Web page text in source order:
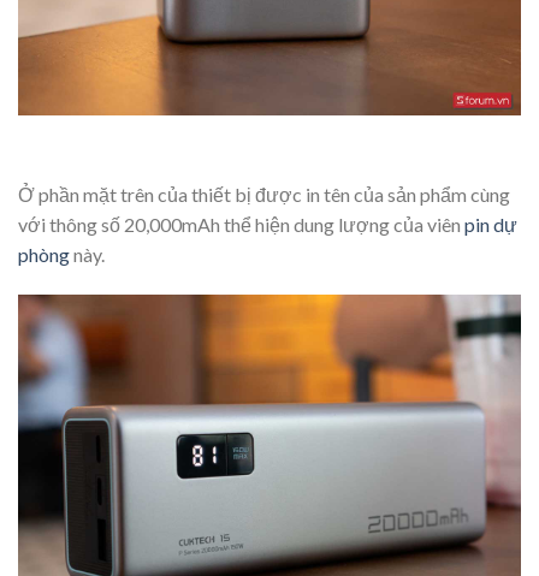
Ở phần mặt trên của thiết bị được in tên của sản phẩm cùng
với thông số 20,000mAh thể hiện dung lượng của viên pin dự
phòngnày.